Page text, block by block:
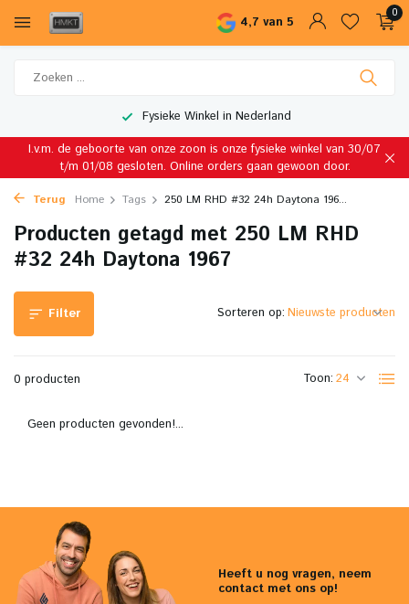
4,7 van 5
0
Fysieke Winkel in Nederland
I.v.m. de geboorte van onze zoon is onze fysieke winkel van 30/07
t/m 01/08 gesloten. Online orders gaan gewoon door.
Terug Home Tags 250 LM RHD #32 24h Daytona 196...
Producten getagd met 250 LM RHD
#32 24h Daytona 1967
Filter
0 producten Toon:
Sorteren op:
Geen producten gevonden!...
Heeft u nog vragen, neem
contact met ons op!